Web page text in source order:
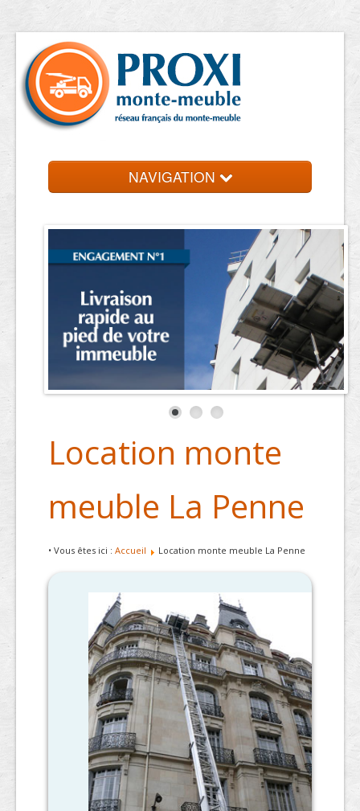
NAVIGATION
Location monte
meuble La Penne
• Vous êtes ici : Accueil Location monte meuble La Penne